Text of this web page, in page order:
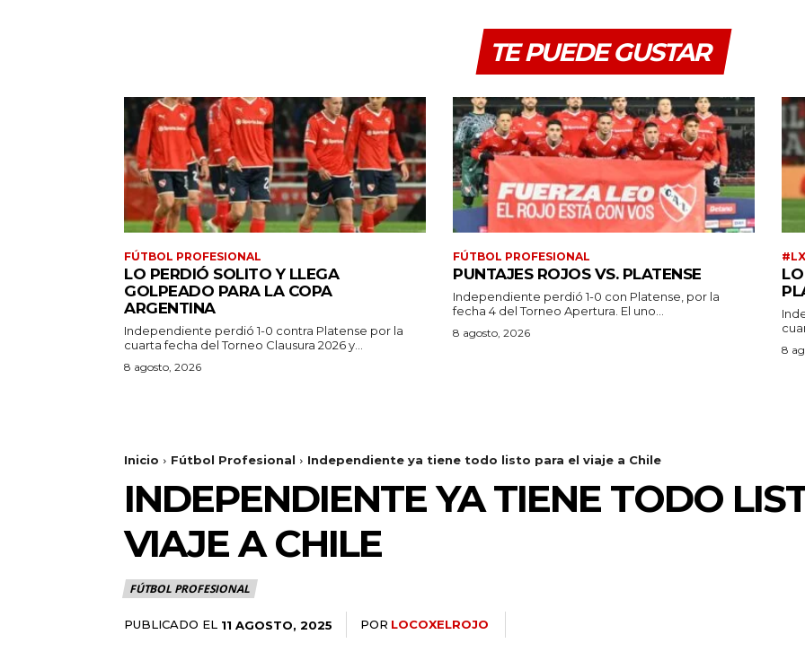
TE PUEDE GUSTAR
FÚTBOL PROFESIONAL
LO PERDIÓ SOLITO Y LLEGA
GOLPEADO PARA LA COPA
ARGENTINA
Independiente perdió 1-0 contra Platense por la
cuarta fecha del Torneo Clausura 2026 y...
8 agosto, 2026
FÚTBOL PROFESIONAL
PUNTAJES ROJOS VS. PLATENSE
Independiente perdió 1-0 con Platense, por la
fecha 4 del Torneo Apertura. El uno...
8 agosto, 2026
8